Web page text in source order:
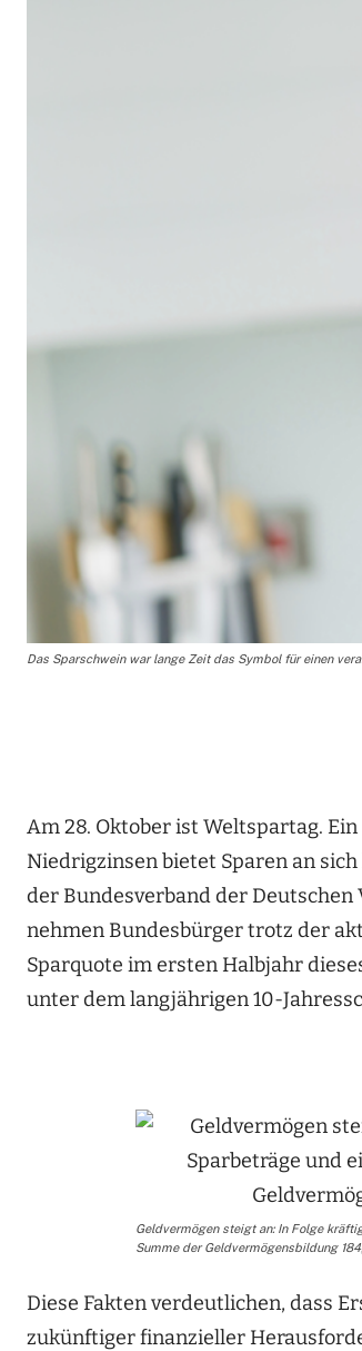
Das Sparschwein war lange Zeit das Symbol für einen
Am 28. Oktober ist Weltspartag.
Niedrigzinsen bietet Sparen an
der Bundesverband der Deutschen
nehmen Bundesbürger trotz der
Sparquote im ersten Halbjahr
unter dem langjährigen 10-
Geldvermögen steigt an: In Folge
Summe der Geldvermögensbildung
Diese Fakten verdeutlichen, dass
zukünftiger finanzieller